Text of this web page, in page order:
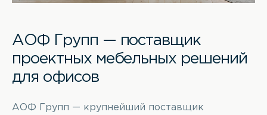
АОФ Групп — поставщик
проектных мебельных решений
для офисов
АОФ Групп — крупнейший поставщик